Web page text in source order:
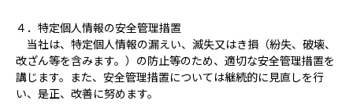
４．特定個人情報の安全管理措置
当社は、特定個人情報の漏えい、滅失又はき損（紛失、破壊、
改ざん等を含みます。）の防止等のため、適切な安全管理措置を
講じます。また、安全管理措置については継続的に見直しを行
い、是正、改善に努めます。